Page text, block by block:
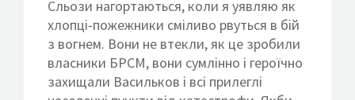
Сльози нагортаються, коли я уявляю як
хлопці-пожежники сміливо рвуться в бій
з вогнем. Вони не втекли, як це зробили
власники БРСМ, вони сумлінно і героїчно
захищали Васильков і всі прилеглі